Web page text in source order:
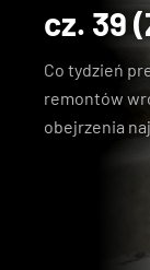
cz. 39
Co tydzień
remontów
obejrzenia